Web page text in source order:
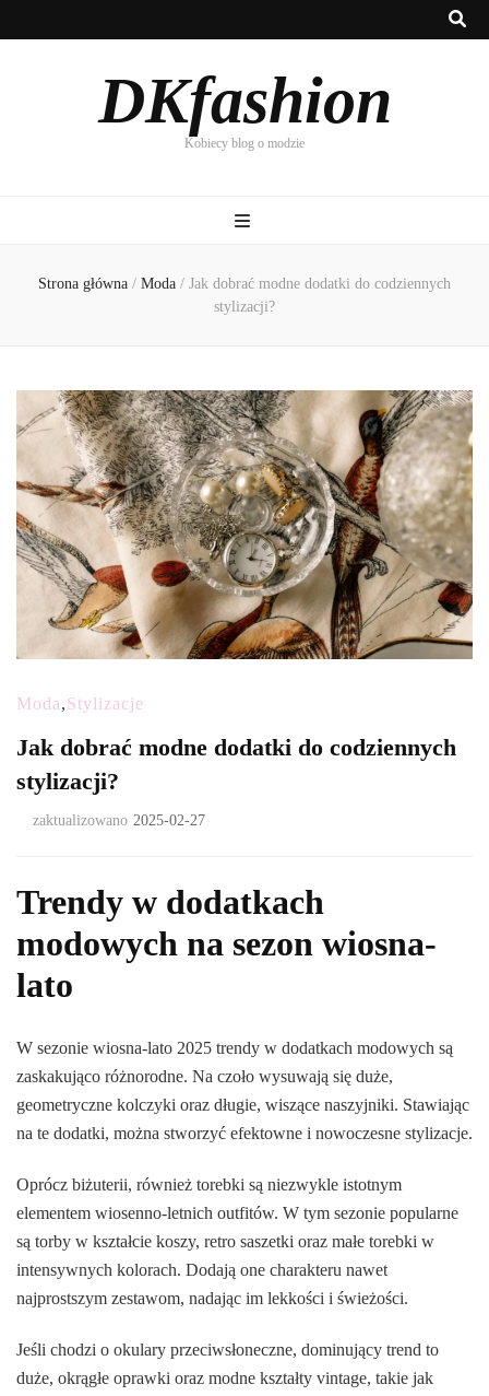
DKfashion
Kobiecy blog o modzie
Strona główna / Moda / Jak dobrać modne dodatki do codziennych
stylizacji?
Moda,Stylizacje
Jak dobrać modne dodatki do codziennych
stylizacji?
zaktualizowano 2025-02-27
Trendy w dodatkach
modowych na sezon wiosna-
lato
W sezonie wiosna-lato 2025 trendy w dodatkach modowych są
zaskakująco różnorodne. Na czoło wysuwają się duże,
geometryczne kolczyki oraz długie, wiszące naszyjniki. Stawiając
na te dodatki, można stworzyć efektowne i nowoczesne stylizacje.
Oprócz biżuterii, również torebki są niezwykle istotnym
elementem wiosenno-letnich outfitów. W tym sezonie popularne
są torby w kształcie koszy, retro saszetki oraz małe torebki w
intensywnych kolorach. Dodają one charakteru nawet
najprostszym zestawom, nadając im lekkości i świeżości.
Jeśli chodzi o okulary przeciwsłoneczne, dominujący trend to
duże, okrągłe oprawki oraz modne kształty vintage, takie jak